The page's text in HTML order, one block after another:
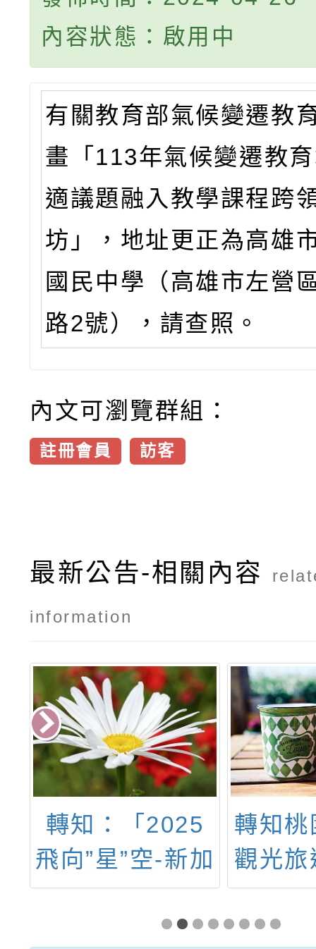
內容狀態：啟用中
有關教育部氣候變遷教
畫「113年氣候變遷教
適議題融入教學課程跨
坊」，地址更正為高雄
國民中學（高雄市左營
路2號），請查照。
內文可瀏覽群組：
註冊會員 訪客
最新公告-相關內容
information
轉知：「2025
飛向”星”空-新加
坡國際科學全英
語暑期研習營」
轉知
觀光
「
拉松